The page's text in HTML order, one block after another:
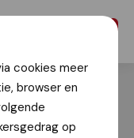
cookies meer
browser en
op